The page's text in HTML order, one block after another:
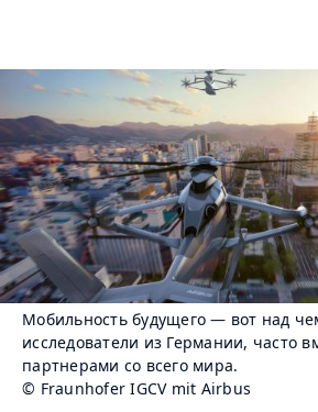
Мобильность будущего — вот над
исследователи из Германии, часто
партнерами со всего мира.
© Fraunhofer IGCV mit Airbus